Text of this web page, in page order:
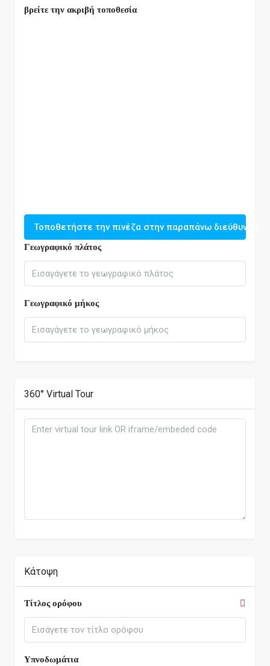
βρείτε την ακριβή τοποθεσία
Τοποθετήστε την πινέζα στην παραπάνω διεύθυνση
Γεωγραφικό πλάτος
Γεωγραφικό μήκος
360° Virtual Tour
Κάτοψη
Τίτλος ορόφου
Υπνοδωμάτια